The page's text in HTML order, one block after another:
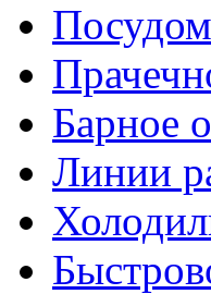
Барное
Линии